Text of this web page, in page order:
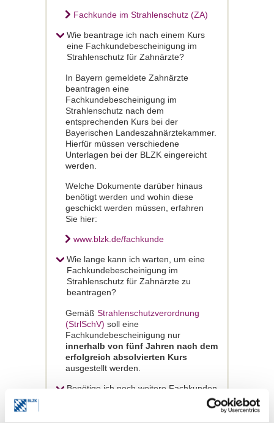
Fachkunde im Strahlenschutz (ZA)
Wie beantrage ich nach einem Kurs
eine Fachkundebescheinigung im
Strahlenschutz für Zahnärzte?
In Bayern gemeldete Zahnärzte
beantragen eine
Fachkundebescheinigung im
Strahlenschutz nach dem
entsprechenden Kurs bei der
Bayerischen Landeszahnärztekammer.
Hierfür müssen verschiedene
Unterlagen bei der BLZK eingereicht
werden.
Welche Dokumente darüber hinaus
benötigt werden und wohin diese
geschickt werden müssen, erfahren
Sie hier:
www.blzk.de/fachkunde
Wie lange kann ich warten, um eine
Fachkundebescheinigung im
Strahlenschutz für Zahnärzte zu
beantragen?
Gemäß Strahlenschutzverordnung
(StrlSchV) soll eine
Fachkundebescheinigung nur
innerhalb von fünf Jahren nach dem
erfolgreich absolvierten Kurs
ausgestellt werden.
Benötige ich noch weitere Fachkunden